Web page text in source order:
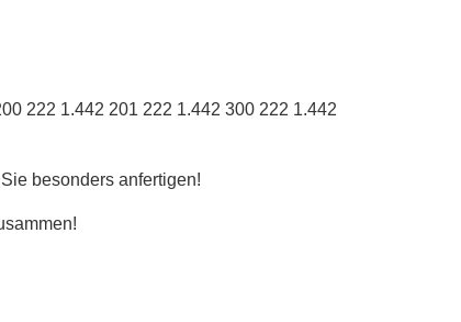
222 1.442 201 222 1.442 300 222 1.442
besonders anfertigen!